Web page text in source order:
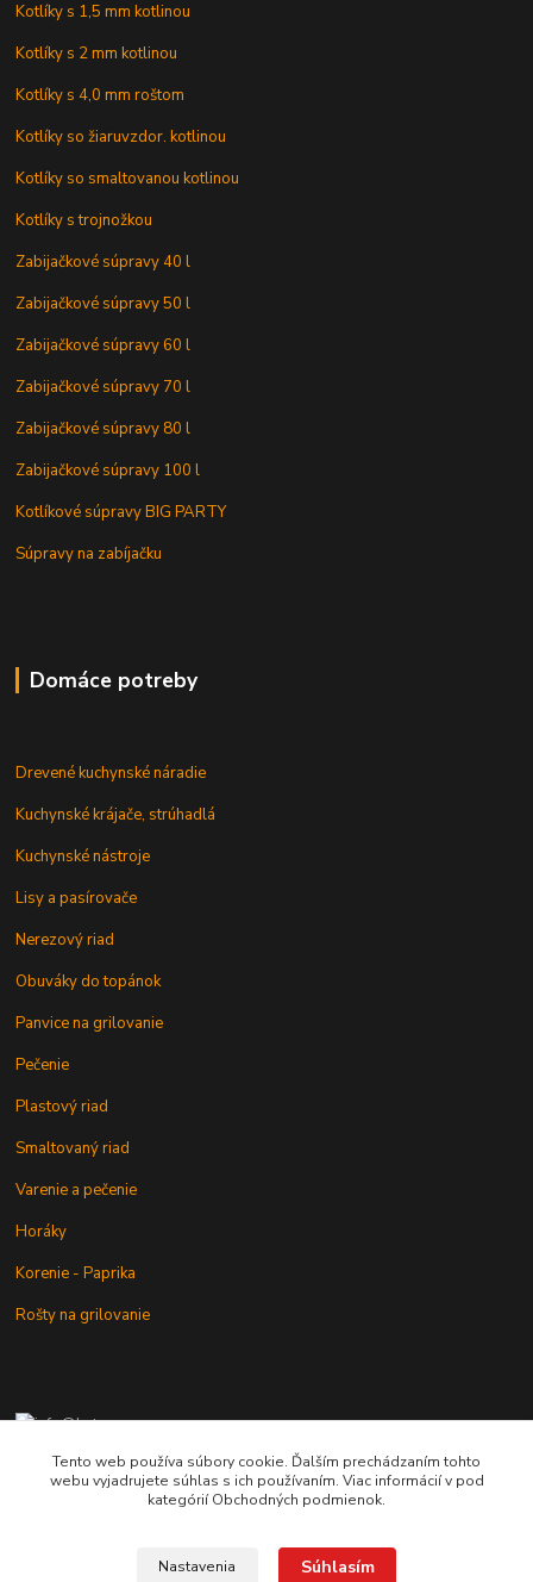
Kotlíky s 1,5 mm kotlinou
Kotlíky s 2 mm kotlinou
Kotlíky s 4,0 mm roštom
Kotlíky so žiaruvzdor. kotlinou
Kotlíky so smaltovanou kotlinou
Kotlíky s trojnožkou
Zabijačkové súpravy 40 l
Zabijačkové súpravy 50 l
Zabijačkové súpravy 60 l
Zabijačkové súpravy 70 l
Zabijačkové súpravy 80 l
Zabijačkové súpravy 100 l
Kotlíkové súpravy BIG PARTY
Súpravy na zabíjačku
Domáce potreby
Drevené kuchynské náradie
Kuchynské krájače, strúhadlá
Kuchynské nástroje
Lisy a pasírovače
Nerezový riad
Obuváky do topánok
Panvice na grilovanie
Pečenie
Plastový riad
Smaltovaný riad
Varenie a pečenie
Horáky
Korenie - Paprika
Rošty na grilovanie
+421 902 212 007
od 8:00 - do 16:00 hod
Tento web používa súbory cookie. Ďalším prechádzaním tohto
webu vyjadrujete súhlas s ich používaním. Viac informácií v pod
kategórií Obchodných podmienok.
Nastavenia Súhlasím